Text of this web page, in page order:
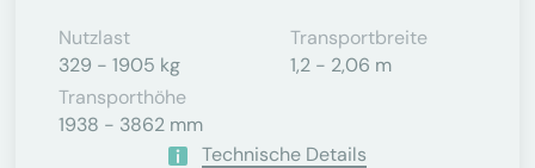
Nutzlast
329 - 1905 kg
Transportbreite
1,2 - 2,06 m
Transporthöhe
1938 - 3862 mm
Technische Details